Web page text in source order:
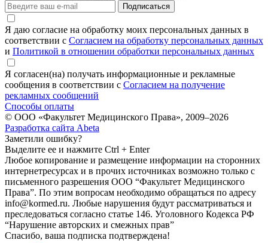
Подписаться
Я даю согласие на обработку моих персональных данных в
соответствии с Согласием на обработку персональных данных
и Политикой в отношении обработки персональных данных
Я согласен(на) получать информационные и рекламные
сообщения в соответствии с Согласием на получение
рекламных сообщений
Способы оплаты
© ООО «Факультет Медицинского Права», 2009–2026
Разработка сайта Abeta
Заметили ошибку?
Выделите ее и нажмите Ctrl + Enter
Любое копирование и размещение информации на сторонних
интернет­ресурсах и в прочих источниках возможно только с
письменного разрешения ООО “Факультет Медицинского
Права”. По этим вопросам необходимо обращаться по адресу
info@kormed.ru. Любые нарушения будут рассматриваться и
преследоваться согласно статье 146. Уголовного Кодекса РФ
“Нарушение авторских и смежных прав”
Спасибо, ваша подписка подтверждена!